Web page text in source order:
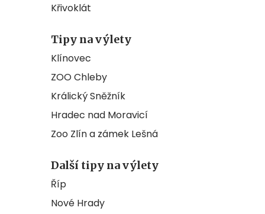
Křivoklát
Tipy na výlety
Klínovec
ZOO Chleby
Králický Sněžník
Hradec nad Moravicí
Zoo Zlín a zámek Lešná
Další tipy na výlety
Říp
Nové Hrady